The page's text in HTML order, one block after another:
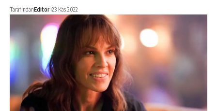
TarafındanEditör 23 Kas 2022